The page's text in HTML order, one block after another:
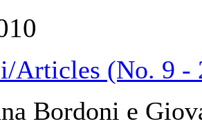
Articles (No. 9 -
Bordoni e